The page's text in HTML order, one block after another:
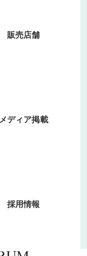
販売店舗
メディア掲載
採用情報